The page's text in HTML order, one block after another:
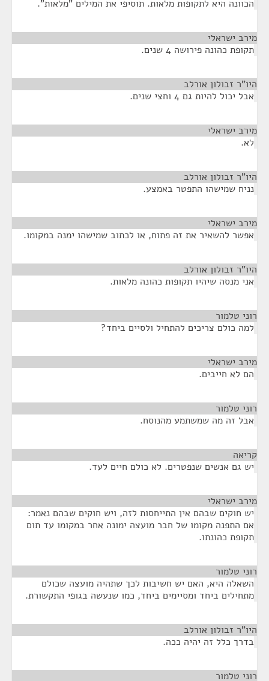
הכוונה היא לתקופות מלאות. תוסיפי את המילים "מלאות".
מירב ישראלי
תקופת כהונה פירושה 4 שנים.
היו"ר זבולון אורלב
אבל יכול להיות גם 4 וחצי שנים.
מירב ישראלי
לא.
היו"ר זבולון אורלב
נניח שמישהו התפטר באמצע.
מירב ישראלי
אפשר להשאיר את זה פתוח, או לכתוב שמישהו ימנה במקומו.
היו"ר זבולון אורלב
אני מנסה שיהיו תקופות כהונה מלאות.
רוני טלמור
למה כולם צריכים להתחיל ולסיים ביחד?
מירב ישראלי
הם לא חייבים.
רוני טלמור
אבל זה מה שמשתמע מהנוסח.
קריאה
יש גם אנשים שנפטרים. לא כולם חיים לעד.
מירב ישראלי
יש חוקים שבהם אין התייחסות לזה, ויש חוקים שבהם נאמר:
אם התפנה מקומו של חבר מועצה ימונה אחר במקומו עד תום
תקופת כהונתו.
רוני טלמור
השאלה היא, האם יש חשיבות לכך שתהיה מועצה שכולם
מתחילים ביחד ומסיימים ביחד, כמו שנעשה בגופי התקשורת.
היו"ר זבולון אורלב
בדרך כלל זה יהיה ככה.
רוני טלמור